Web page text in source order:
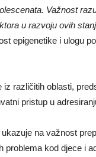
Važnost
u razvoju ovih
epigenetike i ulogu
različitih oblasti,
pristup u
ukazuje na važnost
problema kod djece i